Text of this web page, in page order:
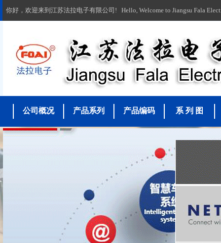
你好，欢迎来到江苏法拉电子有限公司! Hello, Welcome to Jiangsu Fala
公司概况 产品系列 产品编码 系 列 图